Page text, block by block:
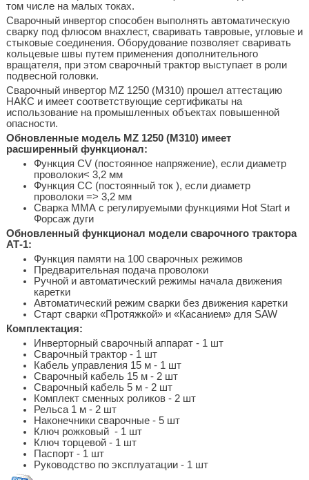
том числе на малых токах.
Сварочный инвертор способен выполнять автоматическую
сварку под флюсом внахлест, сваривать тавровые, угловые и
стыковые соединения. Оборудование позволяет сваривать
кольцевые швы путем применения дополнительного
вращателя, при этом сварочный трактор выступает в роли
подвесной головки.
Сварочный инвертор MZ 1250 (М310) прошел аттестацию
НАКС и имеет соответствующие сертификаты на
использование на промышленных объектах повышенной
опасности.
Обновленные модель MZ 1250 (М310) имеет
расширенный функционал:
Функция СV (постоянное напряжение), если диаметр
проволоки< 3,2 мм
Функция СС (постоянный ток ), если диаметр
проволоки => 3,2 мм
Сварка ММА с регулируемыми функциями Hot Start и
Форсаж дуги
Обновленный функционал модели сварочного трактора
АТ-1:
Функция памяти на 100 сварочных режимов
Предварительная подача проволоки
Ручной и автоматический режимы начала движения
каретки
Автоматический режим сварки без движения каретки
Старт сварки «Протяжкой» и «Касанием» для SAW
Комплектация:
Инверторный сварочный аппарат - 1 шт
Сварочный трактор - 1 шт
Кабель управления 15 м - 1 шт
Сварочный кабель 15 м - 2 шт
Сварочный кабель 5 м - 2 шт
Комплект сменных роликов - 2 шт
Рельса 1 м - 2 шт
Наконечники сварочные - 5 шт
Ключ рожковый - 1 шт
Ключ торцевой - 1 шт
Паспорт - 1 шт
Руководство по эксплуатации - 1 шт